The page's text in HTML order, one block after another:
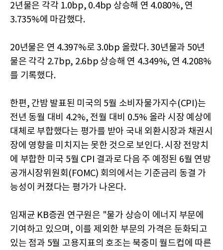
2년물은 각각 1.0bp, 0.4bp 상승해 연 4.080%, 연
3.735%에 마감했다.
20년물은 연 4.397%로 3.0bp 올랐다. 30년물과 50년
물은 각각 2.7bp, 2.6bp 상승해 연 4.349%, 연 4.208%
를 기록했다.
한편, 간밤 발표된 미국의 5월 소비자물가지수(CPI)는
전년 동월 대비 4.2%, 전월 대비 0.5% 올라 시장 예상에
대체로 부합했다는 평가를 받아 국내 외환시장과 채권시
장에 영향을 미치지는 못한 것으로 보인다. 시장 전망치
에 부합한 미국 5월 CPI 결과로 다음 주 예정된 6월 연방
공개시장위원회(FOMC) 회의에서는 기준금리 동결 가
능성이 커졌다는 평가가 나온다.
임재균 KB증권 연구원은 "물가 상승이 에너지 부문에
기여하고 있으며, 이를 제외한 부문의 가격은 둔화되고
있는 점과 5월 고용지표의 호조는 북중미 월드컵에 따른